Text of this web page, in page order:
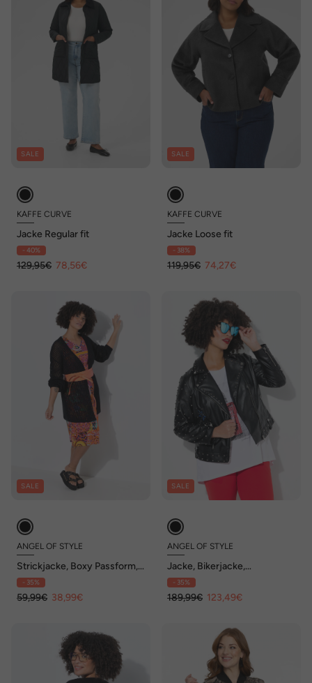
SALE
KAFFE CURVE
Jacke Regular fit
- 40%
129,95€ 78,56€
SALE
KAFFE CURVE
Jacke Loose fit
- 38%
119,95€ 74,27€
SALE
ANGEL OF STYLE
Strickjacke, Boxy Passform,
Lochstrick mit Glitzer
- 35%
59,99€ 38,99€
SALE
ANGEL OF STYLE
Jacke, Bikerjacke,
Lederoptik, Rosen-
Rückendruck
- 35%
189,99€ 123,49€